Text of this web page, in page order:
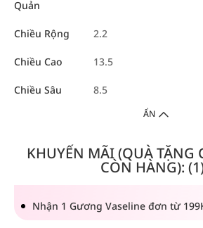
Quản
Chiều Rộng 2.2
Chiều Cao 13.5
Chiều Sâu 8.5
ẨN
KHUYẾN MÃI (QUÀ TẶNG
CÒN HÀNG):
Nhận 1 Gương Vaseline đơn từ